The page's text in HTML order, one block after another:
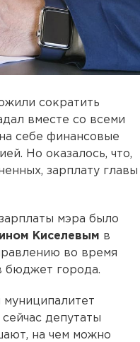
сократить
вместе со всеми
себе финансовые
Но оказалось, что,
зарплату главы
мэра было
Киселевым в
во время
бюджет города.
депутаты
на чем можно